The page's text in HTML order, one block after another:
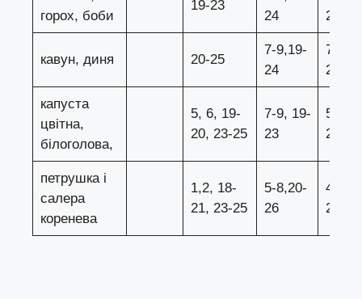
горох, боби
19-23
24
25
кавун, диня 20-25
7-9,19-
24
25
капуста
цвітна,
білоголова,
5, 6, 19-
20, 23-25
7-9, 19-
23
5-8,
25
петрушка і
салера
коренева
1,2, 18-
21, 23-25
5-8,20-
26
4-7,
25